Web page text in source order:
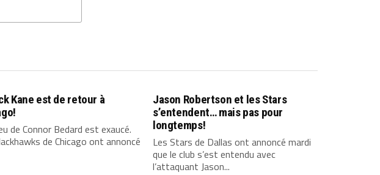
Kane est de retour à
de Connor Bedard est exaucé.
de Chicago ont annoncé
Jason Robertson et les Stars
s’entendent… mais pas pour
longtemps!
Les Stars de Dallas ont annoncé mardi
que le club s’est entendu avec
l’attaquant Jason...